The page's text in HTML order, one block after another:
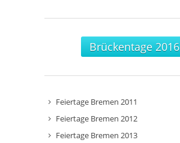
Brückentage 2016
Feiertage Bremen 2011
Feiertage Bremen 2012
Feiertage Bremen 2013